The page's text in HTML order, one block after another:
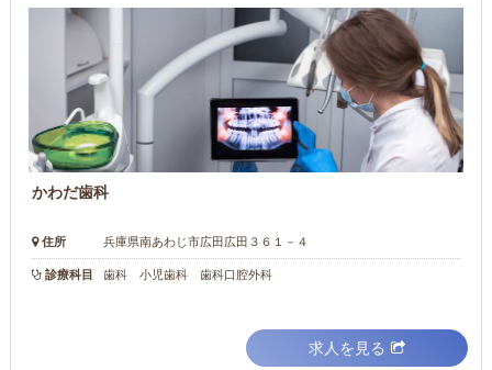
かわだ歯科
住所 兵庫県南あわじ市広田広田３６１－４
診療科目 歯科 小児歯科 歯科口腔外科
求人を見る